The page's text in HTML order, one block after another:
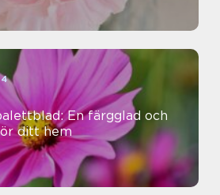
En färgglad och
ditt hem